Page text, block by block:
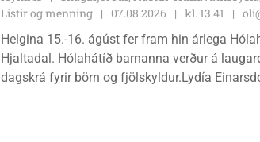
Listir og menning
07.08.2026 kl. 13.41
Helgina 15.-16. ágúst fer fram hin árlega
Hjaltadal. Hólahátíð barnanna verður á
dagskrá fyrir börn og fjölskyldur.Lydía